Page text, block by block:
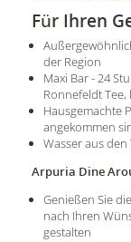
Für Ihren
der Region
Maxi Bar - 24
Ronnefeldt
Hausgemachte
angekommen
Wasser aus
Arpuria Dine
Genießen Sie
nach Ihren
gestalten